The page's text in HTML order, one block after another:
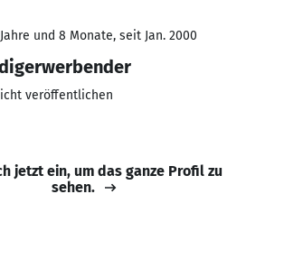
und 8 Monate, seit Jan. 2000
veröffentlichen
jetzt ein, um das ganze Profil zu
sehen.